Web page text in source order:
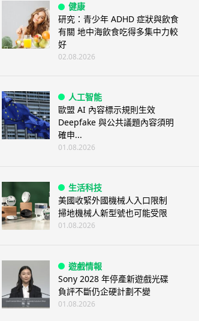
健康
研究：青少年 ADHD 症狀與飲食
有關 地中海飲食吃得多集中力較
好
02.08.2026
人工智能
歐盟 AI 內容標示規則生效
Deepfake 與公共議題內容須明
確申...
01.08.2026
生活科技
美國收緊外國機械人入口限制
掃地機械人新型號也可能受限
01.08.2026
遊戲情報
Sony 2028 年停產新遊戲光碟
負評不斷仍企硬計劃不變
01.08.2026